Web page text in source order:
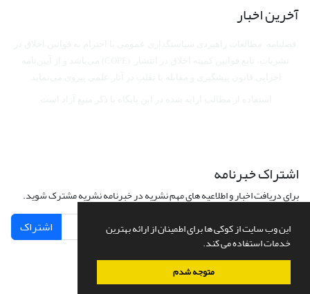
این وب سایت از کوکی ها برای اطمینان از ارائه بهترین
خدمات استفاده می کند.
متوجه شدم
آخرین اخبار
اشتراک خبرنامه
برای دریافت اخبار و اطلاعیه های مهم نشریه در خبرنامه نشریه مشترک شوید.
اشتراک
سامانه مدیریت نشریات علمی.طراحی و پیاده سازی ازسیناوب